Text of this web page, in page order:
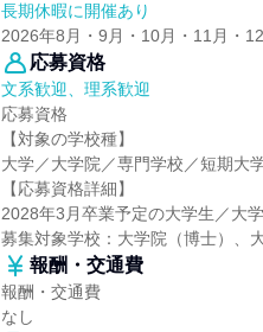
長期休暇に開催あり
2026年8月・9月・10月・11月・
応募資格
文系歓迎、理系歓迎
応募資格
【対象の学校種】
大学／大学院／専門学校／短期大
【応募資格詳細】
2028年3月卒業予定の大学生／大
募集対象学校：大学院（博士）、
報酬・交通費
報酬・交通費
なし